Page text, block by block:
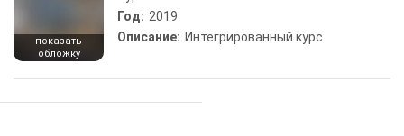
показать
обложку
Год: 2019
Описание: Интегрированный курс